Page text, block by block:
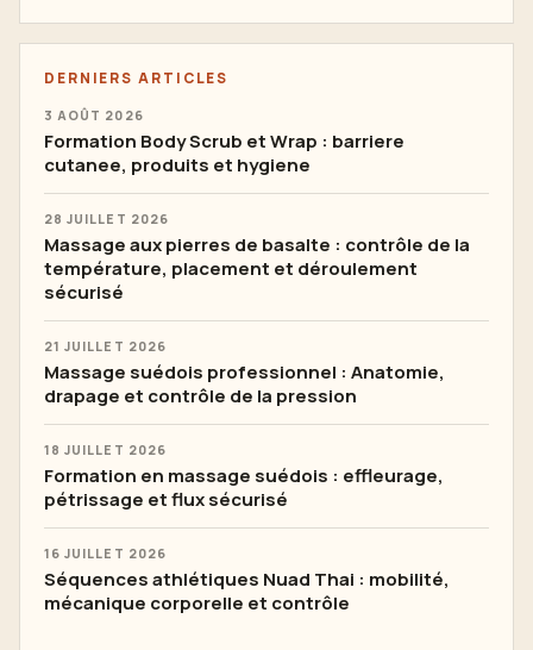
DERNIERS ARTICLES
3 AOÛT 2026
Formation Body Scrub et Wrap : barriere
cutanee, produits et hygiene
28 JUILLET 2026
Massage aux pierres de basalte : contrôle de la
température, placement et déroulement
sécurisé
21 JUILLET 2026
Massage suédois professionnel : Anatomie,
drapage et contrôle de la pression
18 JUILLET 2026
Formation en massage suédois : effleurage,
pétrissage et flux sécurisé
16 JUILLET 2026
Séquences athlétiques Nuad Thai : mobilité,
mécanique corporelle et contrôle